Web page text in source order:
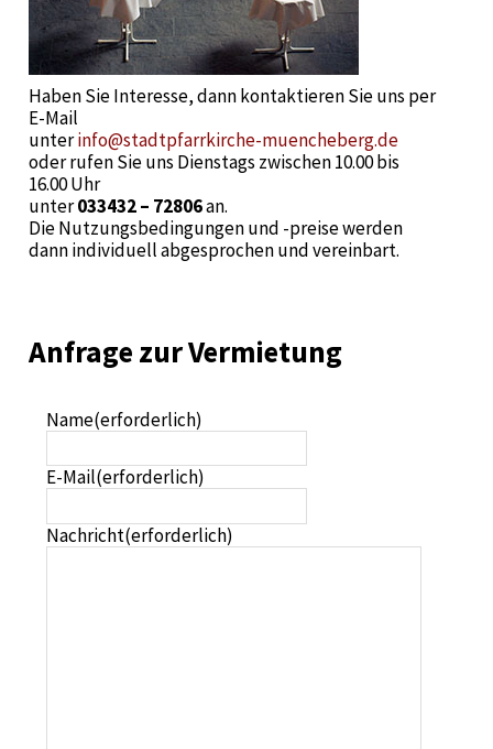
Haben Sie Interesse, dann kontaktieren Sie uns per
E-Mail
unterinfo@stadtpfarrkirche-muencheberg.de
oder rufen Sie uns Dienstags zwischen 10.00 bis
16.00 Uhr
unter033432 – 72806an.
Die Nutzungsbedingungen und -preise werden
dann individuell abgesprochen und vereinbart.
Anfrage zur Vermietung
Name(erforderlich)
E-Mail(erforderlich)
Nachricht(erforderlich)